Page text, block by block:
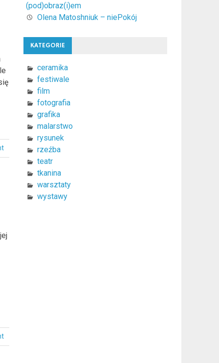
(pod)obraz(i)em
Olena Matoshniuk – niePokój
KATEGORIE
ceramika
festiwale
film
fotografia
grafika
malarstwo
rysunek
rzeźba
teatr
tkanina
warsztaty
wystawy